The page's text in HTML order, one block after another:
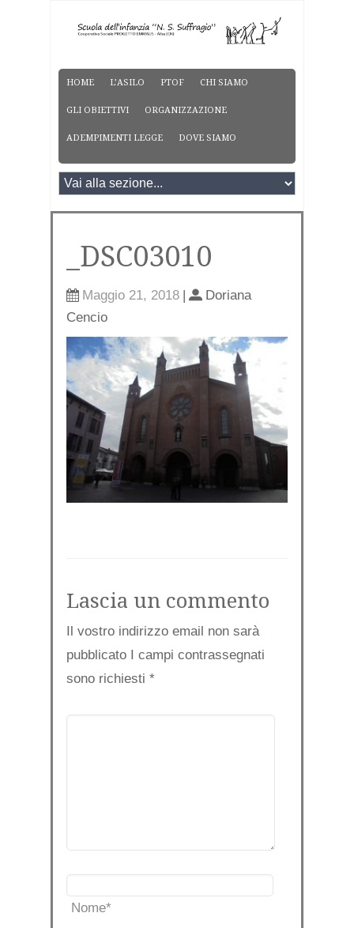
HOME L’ASILO PTOF CHI SIAMO
GLI OBIETTIVI ORGANIZZAZIONE
ADEMPIMENTI LEGGE DOVE SIAMO
_DSC03010
Maggio 21, 2018 |
Doriana
Cencio
Lascia un commento
Il vostro indirizzo email non sarà
pubblicato I campi contrassegnati
sono richiesti *
Nome*